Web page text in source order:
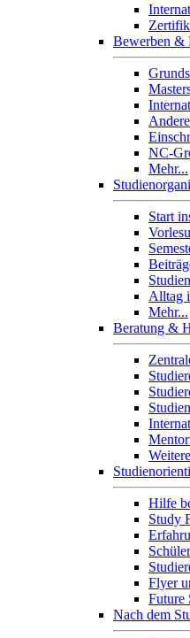
Bewerben &
NC-
Mehr...
Start
Alltag
Mehr...
Beratung &
Hilfe
Study
Flyer
Future
Nach dem